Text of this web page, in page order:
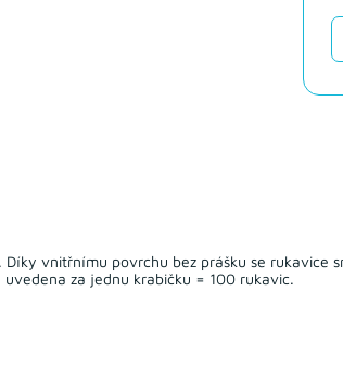
vnitřnímu povrchu bez prášku se rukavice
za jednu krabičku = 100 rukavic.